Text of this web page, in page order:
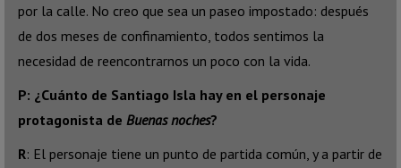
por la calle. No creo que sea un paseo impostado: después
de dos meses de confinamiento, todos sentimos la
necesidad de reencontrarnos un poco con la vida.
P: ¿Cuánto de Santiago Isla hay en el personaje
protagonista de Buenas noches?
R: El personaje tiene un punto de partida común, y a partir de